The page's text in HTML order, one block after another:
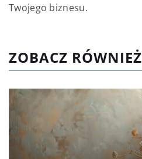
Twojego biznesu.
ZOBACZ RÓWNIEŻ